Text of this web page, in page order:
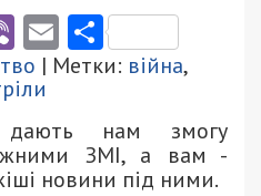
ViberEmail
| Метки: війна,
дають нам змогу
ЗМІ, а вам -
новини під ними.